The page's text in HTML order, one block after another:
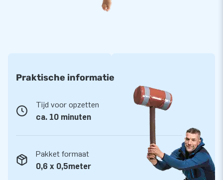
Praktische informatie
Tijd voor opzetten
ca. 10 minuten
Pakket formaat
0,6 x 0,5meter